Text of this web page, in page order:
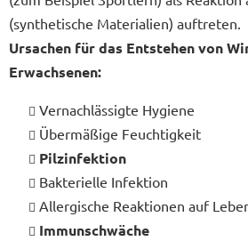
(synthetische Materialien) auftreten.
Ursachen für das Entstehen von
Erwachsenen:
Vernachlässigte Hygiene
Übermäßige Feuchtigkeit
Pilzinfektion
Bakterielle Infektion
Allergische Reaktionen auf
Immunschwäche